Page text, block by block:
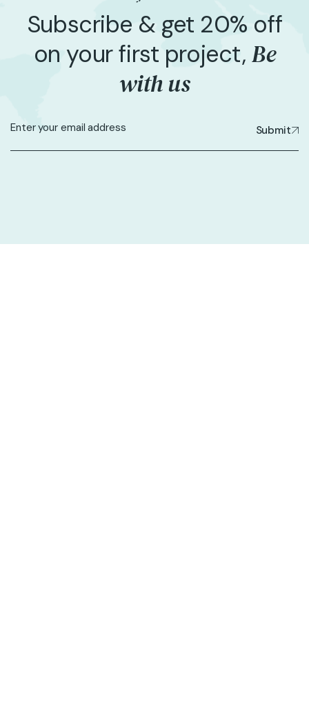
Subscribe & get 20% off
on your first project,Be
with us
Submit